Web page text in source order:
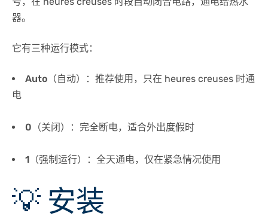
器。
它有三种运行模式：
Auto （自动）：推荐使用，只在 heures creuses 时通
电
0 （关闭）：完全断电，适合外出度假时
1 （强制运行）：全天通电，仅在紧急情况使用
💡 安装